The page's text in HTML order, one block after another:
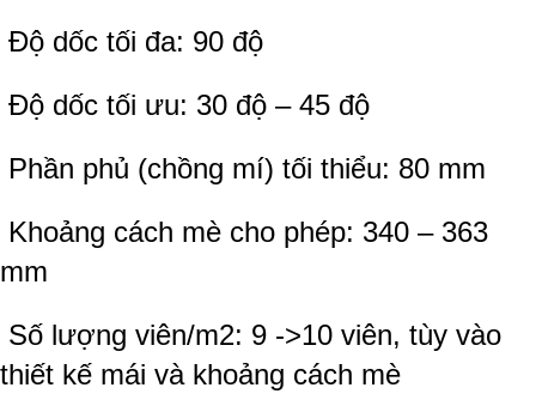
Độ dốc tối đa: 90 độ
Độ dốc tối ưu: 30 độ – 45 độ
Phần phủ (chồng mí) tối thiểu: 80 mm
Khoảng cách mè cho phép: 340 – 363
mm
Số lượng viên/m2: 9 ->10 viên, tùy vào
thiết kế mái và khoảng cách mè